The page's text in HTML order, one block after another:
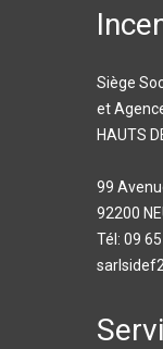
Siège
et
HAUTS
99
92200
Tél: 09